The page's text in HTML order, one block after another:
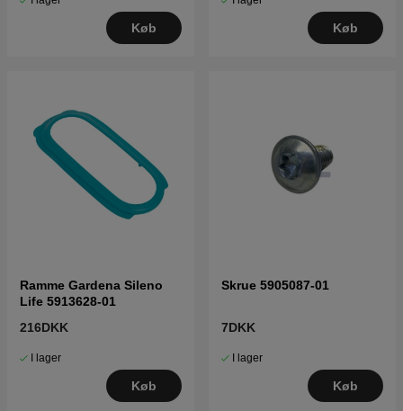
Køb Køb
Ramme Gardena Sileno
Life 5913628-01
216DKK
I lager
Køb
Skrue 5905087-01
7DKK
I lager
Køb